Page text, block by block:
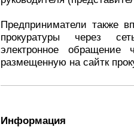
Предприниматели также
прокуратуры через
электронное обращение
размещенную на сайтк
Информация